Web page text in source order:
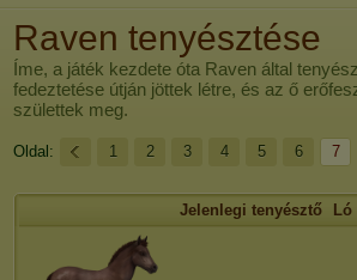
Raven tenyésztése
Íme, a játék kezdete óta Raven által
fedeztetése útján jöttek létre, és az ő
születtek meg.
Oldal: 1 2 3 4 5 6 7
Jelenlegi tenyésztő Ló